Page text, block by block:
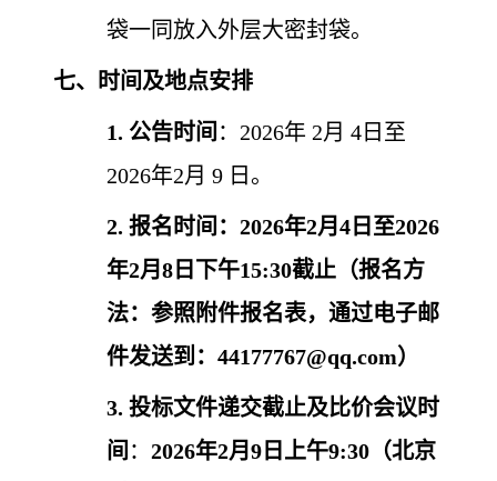
袋一同放入外层大密封袋。
七、时间及地点安排
1. 公告时间 ： 2026年 2月 4日至
2026年2月 9 日。
2. 报名时间：2026年2月4日至2026
年2月8日下午15:30截止（报名方
法：参照附件报名表，通过电子邮
件发送到：44177767@qq.com）
3. 投标文件递交截止及比价会议时
间 ： 2026年2月 9 日上午9:30（北京